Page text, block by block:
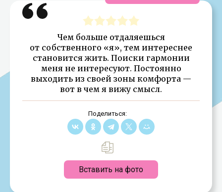
Чем больше отдаляешься
от собственного «я», тем интереснее
становится жить. Поиски гармонии
меня не интересуют. Постоянно
выходить из своей зоны комфорта —
вот в чем я вижу смысл.
Поделиться:
Вставить на фото